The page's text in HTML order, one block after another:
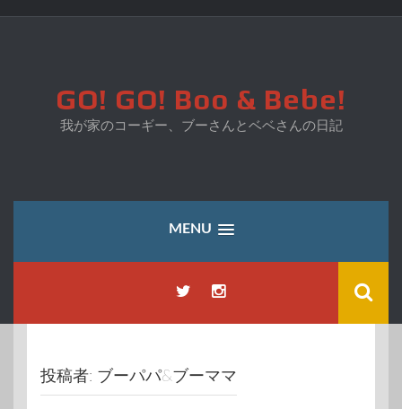
GO! GO! Boo & Bebe!
我が家のコーギー、ブーさんとベベさんの日記
MENU
投稿者: ブーパパ&ブーママ